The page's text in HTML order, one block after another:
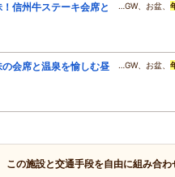
！信州牛ステーキ会席と
…GW、お盆、
の会席と温泉を愉しむ昼
…GW、お盆、
この施設と交通手段を自由に組み合